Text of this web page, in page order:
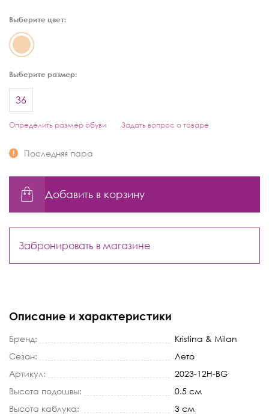
Выберите цвет:
Выберите размер:
36
Определить размер обуви Задать вопрос о товаре
Последняя пара
Добавить в корзину
Забронировать в магазине
Описание и характеристики
Бренд:
Kristina & Milan
Сезон:
Лето
Артикул:
2023-12H-BG
Высота подошвы:
0.5 см
Высота каблука:
3 см